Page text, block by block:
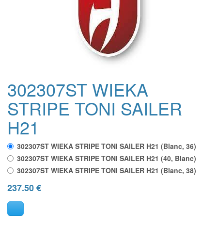
302307ST WIEKA
STRIPE TONI SAILER
H21
302307ST WIEKA STRIPE TONI SAILER H21 (Blanc, 36)
302307ST WIEKA STRIPE TONI SAILER H21 (40, Blanc)
302307ST WIEKA STRIPE TONI SAILER H21 (Blanc, 38)
237.50€